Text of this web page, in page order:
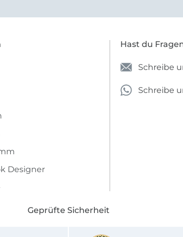
Designer
Hast du
Schreibe
Schreibe
Geprüfte Sicherheit